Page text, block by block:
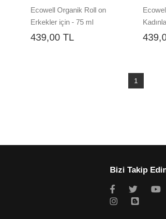
Ecowell Organik Roll on
Erkekler için - 75 ml
439,00 TL
1
Bizi Takip